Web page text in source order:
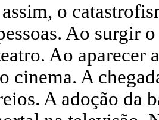
o
Ao surgir
Ao aparecer
cinema. A
A adoção da